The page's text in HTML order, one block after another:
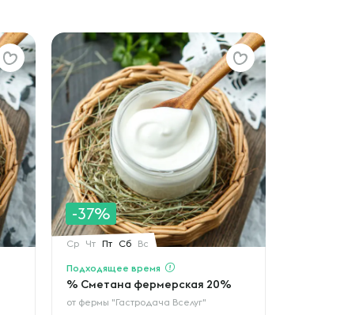
-37%
Ср Чт Пт Сб Вс
Подходящее время
% Сметана фермерская 20%
от фермы "Гастродача Вселуг"